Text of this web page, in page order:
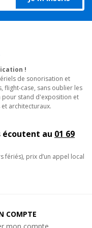
la télécommande.
ou fonctionner en
en intérieur
de 10W chacune
bleu, ambre, blanc et
DMX
intégrés,
couleurs statiques et
!
de sonorisation et
flight-case, sans oublier les
pour stand d'exposition et
architecturaux.
écoutent au 01 69
fériés), prix d’un appel local
COMPTE
mon compte